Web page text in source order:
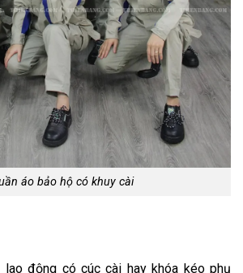
áo bảo hộ có khuy cài
lao động có cúc cài hay khóa kéo phụ